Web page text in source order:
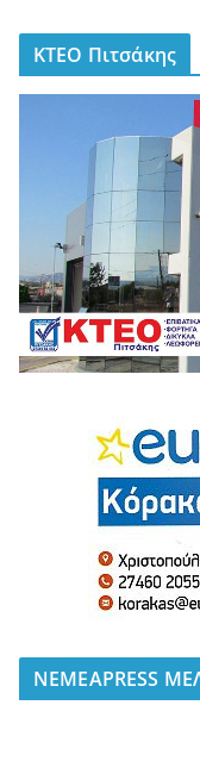
ΚΤΕΟ Πιτσάκης
NEMEAPRESS